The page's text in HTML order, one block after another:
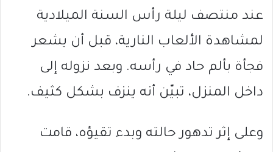
عند منتصف ليلة رأس السنة الميلادية
لمشاهدة الألعاب النارية، قبل أن يشعر
فجأة بألم حاد في رأسه. وبعد نزوله إلى
داخل المنزل، تبيّن أنه ينزف بشكل كثيف.
وعلى إثر تدهور حالته وبدء تقيؤه، قامت